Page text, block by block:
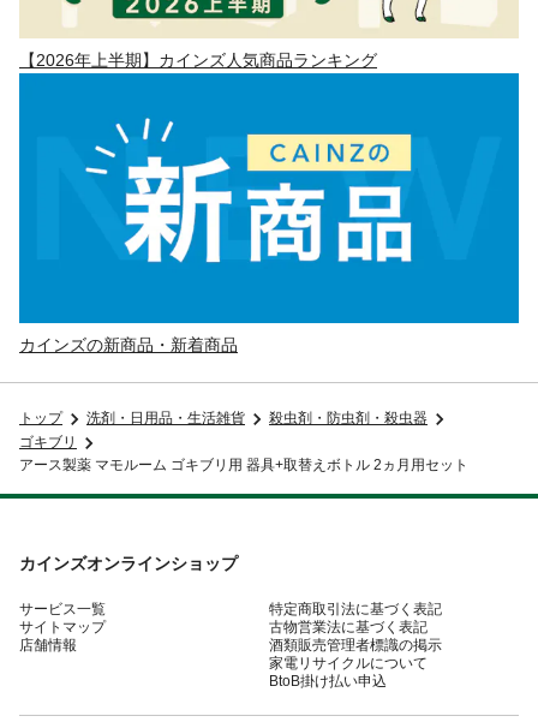
【2026年上半期】カインズ人気商品ランキング
カインズの新商品・新着商品
トップ 洗剤・日用品・生活雑貨
殺虫剤・防虫剤・殺虫器
ゴキブリ
アース製薬 マモルーム ゴキブリ用 器具+取替えボトル 2ヵ月用セット
カインズオンラインショップ
サービス一覧
サイトマップ
店舗情報
特定商取引法に基づく表記
古物営業法に基づく表記
酒類販売管理者標識の掲示
家電リサイクルについて
BtoB掛け払い申込